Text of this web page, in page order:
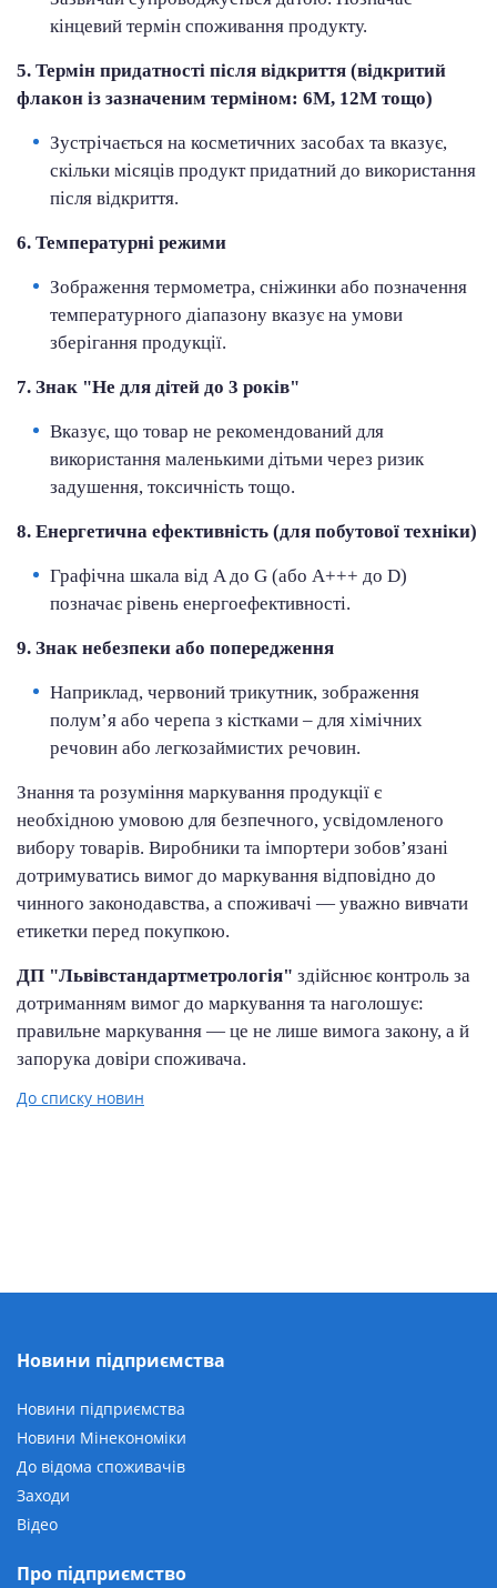
кінцевий термін споживання продукту.
5. Термін придатності після відкриття (відкритий
флакон із зазначеним терміном: 6M, 12M тощо)
Зустрічається на косметичних засобах та вказує,
скільки місяців продукт придатний до використання
після відкриття.
6. Температурні режими
Зображення термометра, сніжинки або позначення
температурного діапазону вказує на умови
зберігання продукції.
7. Знак "Не для дітей до 3 років"
Вказує, що товар не рекомендований для
використання маленькими дітьми через ризик
задушення, токсичність тощо.
8. Енергетична ефективність (для побутової техніки)
Графічна шкала від A до G (або A+++ до D)
позначає рівень енергоефективності.
9. Знак небезпеки або попередження
Наприклад, червоний трикутник, зображення
полум’я або черепа з кістками – для хімічних
речовин або легкозаймистих речовин.
Знання та розуміння маркування продукції є
необхідною умовою для безпечного, усвідомленого
вибору товарів. Виробники та імпортери зобов’язані
дотримуватись вимог до маркування відповідно до
чинного законодавства, а споживачі — уважно вивчати
етикетки перед покупкою.
ДП "Львівстандартметрологія" здійснює контроль за
дотриманням вимог до маркування та наголошує:
правильне маркування — це не лише вимога закону, а й
запорука довіри споживача.
До списку новин
Новини підприємства
Новини підприємства
Новини Мінекономіки
До відома споживачів
Заходи
Відео
Про підприємство